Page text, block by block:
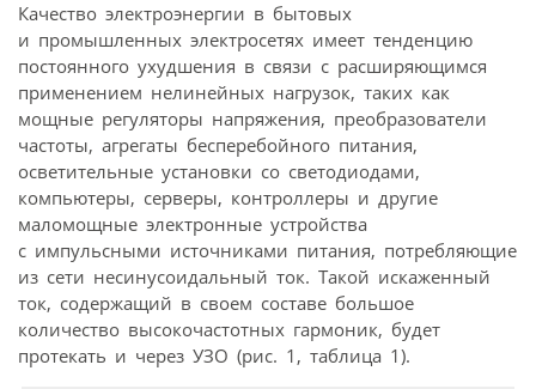
Качество электроэнергии в бытовых
и промышленных электросетях имеет тенденцию
постоянного ухудшения в связи с расширяющимся
применением нелинейных нагрузок, таких как
мощные регуляторы напряжения, преобразователи
частоты, агрегаты бесперебойного питания,
осветительные установки со светодиодами,
компьютеры, серверы, контроллеры и другие
маломощные электронные устройства
с импульсными источниками питания, потребляющие
из сети несинусоидальный ток. Такой искаженный
ток, содержащий в своем составе большое
количество высокочастотных гармоник, будет
протекать и через УЗО (рис. 1, таблица 1).